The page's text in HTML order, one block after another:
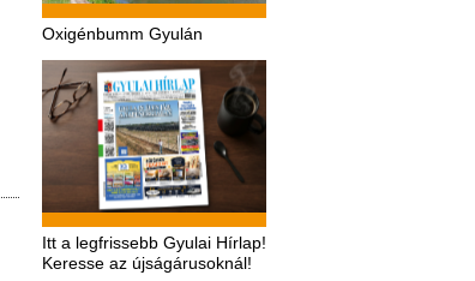
Oxigénbumm Gyulán
Itt a legfrissebb Gyulai Hírlap!
Keresse az újságárusoknál!